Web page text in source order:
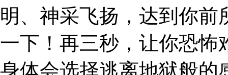
明、神采飞扬，达到你
一下！再三秒，让你恐怖
身体会选择逃离地狱般的